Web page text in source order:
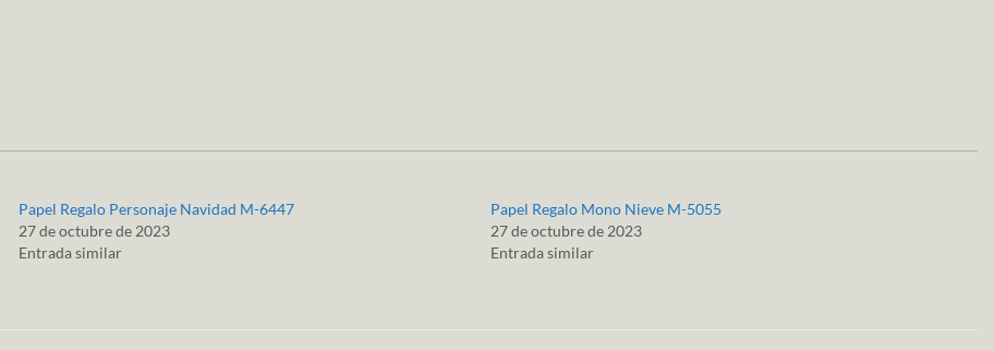
Papel Regalo Personaje Navidad M-6447
27 de octubre de 2023
Entrada similar
Papel Regalo Mono Nieve M-5055
27 de octubre de 2023
Entrada similar